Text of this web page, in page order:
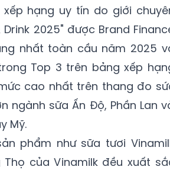
hạng uy tín do giới
2025" được Brand
nhất toàn cầu năm 2025
Top 3 trên bảng xếp
cao nhất trên thang đo
ngành sữa Ấn Độ, Phần Lan
Mỹ.
phẩm như sữa tươi
của Vinamilk đều xuất